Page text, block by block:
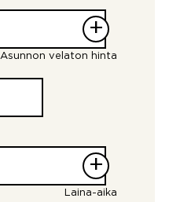
+
Asunnon velaton hinta
+
Laina-aika